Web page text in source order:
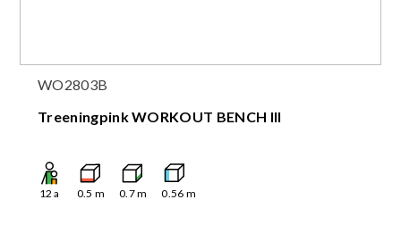
WO2803B
Treeningpink WORKOUT BENCH III
12 a 0.5 m 0.7m 0.56 m